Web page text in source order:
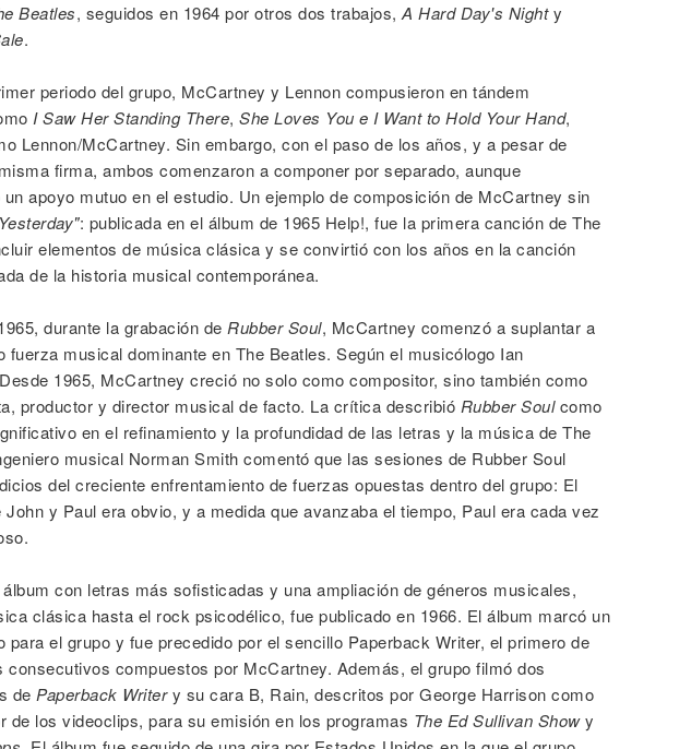
Beatles, seguidos en 1964 por otros dos trabajos, A Hard Day's Nighty
.
periodo del grupo, McCartney y Lennon compusieron en tándem
I Saw Her Standing There, She Loves You e I Want to Hold Your Hand,
Lennon/McCartney. Sin embargo, con el paso de los años, y a pesar de
firma, ambos comenzaron a componer por separado, aunque
un apoyo mutuo en el estudio. Un ejemplo de composición de McCartney sin
: publicada en el álbum de 1965 Help!, fue la primera canción de The
elementos de música clásica y se convirtió con los años en la canción
de la historia musical contemporánea.
durante la grabación de Rubber Soul, McCartney comenzó a suplantar a
fuerza musical dominante en The Beatles. Según el musicólogo Ian
1965, McCartney creció no solo como compositor, sino también como
productor y director musical de facto. La crítica describió Rubber Soulcomo
en el refinamiento y la profundidad de las letras y la música de The
musical Norman Smith comentó que las sesiones de Rubber Soul
del creciente enfrentamiento de fuerzas opuestas dentro del grupo: El
John y Paul era obvio, y a medida que avanzaba el tiempo, Paul era cada vez
con letras más sofisticadas y una ampliación de géneros musicales,
clásica hasta el rock psicodélico, fue publicado en 1966. El álbum marcó un
para el grupo y fue precedido por el sencillo Paperback Writer, el primero de
consecutivos compuestos por McCartney. Además, el grupo filmó dos
de Paperback Writery su cara B, Rain, descritos por George Harrison como
de los videoclips, para su emisión en los programas The Ed Sullivan Showy